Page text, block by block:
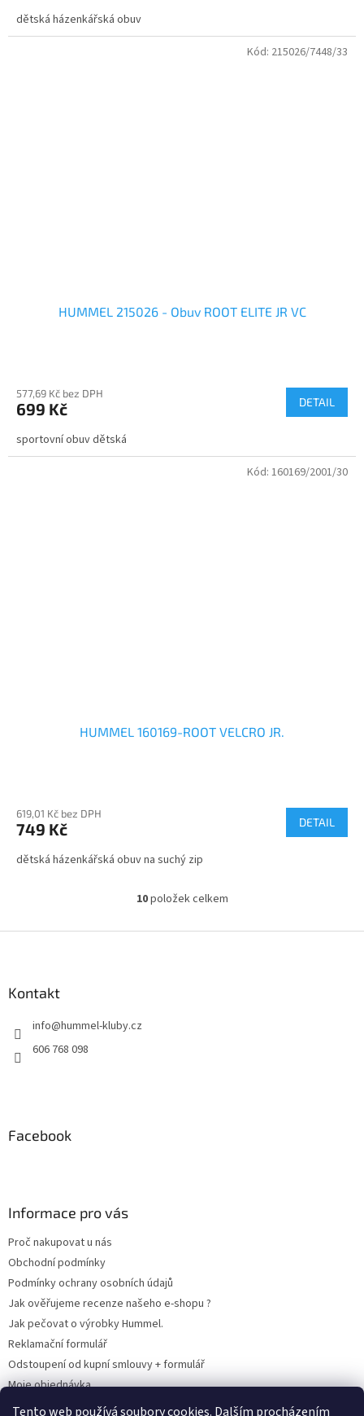
Tento web používá soubory cookies. Dalším procházením
dětská házenkářská obuv
HUMMEL 215026 - Obuv ROOT ELITE JR VC
577,69 Kč bez DPH
699 Kč DETAIL
sportovní obuv dětská
Kód: 215026/7448/33
HUMMEL 160169-ROOT VELCRO JR.
619,01 Kč bez DPH
749 Kč DETAIL
dětská házenkářská obuv na suchý zip
Kód: 160169/2001/30
O
l
10položek celkem
Kontakt
info@hummel-kluby.cz
606 768 098
Facebook
Informace pro vás
Proč nakupovat u nás
Obchodní podmínky
Podmínky ochrany osobních údajů
Jak ověřujeme recenze našeho e-shopu ?
Jak pečovat o výrobky Hummel.
Reklamační formulář
Odstoupení od kupní smlouvy + formulář
Moje objednávka
Odstoupení od smlouvy